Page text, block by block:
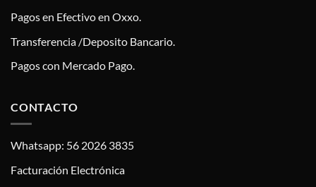
Pagos en Efectivo en Oxxo.
Transferencia /Deposito Bancario.
Pagos con Mercado Pago.
CONTACTO
Whatsapp: 56 2026 3835
Facturación Electrónica